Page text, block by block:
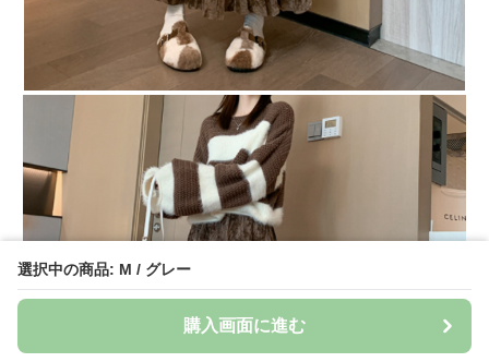
選択中の商品: M / グレー
購入画面に進む